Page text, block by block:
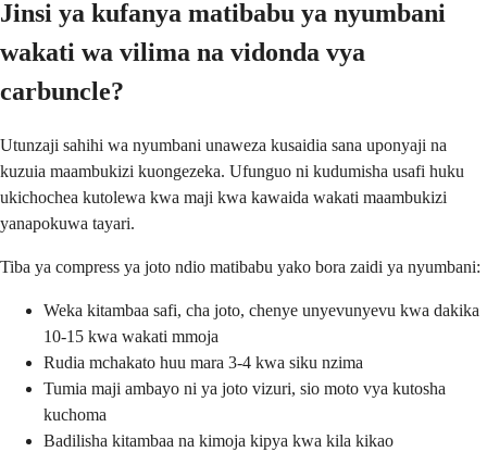
Jinsi ya kufanya matibabu ya nyumbani
wakati wa vilima na vidonda vya
carbuncle?
Utunzaji sahihi wa nyumbani unaweza kusaidia sana uponyaji na
kuzuia maambukizi kuongezeka. Ufunguo ni kudumisha usafi huku
ukichochea kutolewa kwa maji kwa kawaida wakati maambukizi
yanapokuwa tayari.
Tiba ya compress ya joto ndio matibabu yako bora zaidi ya nyumbani:
Weka kitambaa safi, cha joto, chenye unyevunyevu kwa dakika
10-15 kwa wakati mmoja
Rudia mchakato huu mara 3-4 kwa siku nzima
Tumia maji ambayo ni ya joto vizuri, sio moto vya kutosha
kuchoma
Badilisha kitambaa na kimoja kipya kwa kila kikao